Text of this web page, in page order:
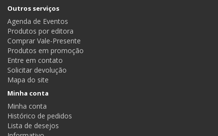
Outros serviços
Agenda de Eventos
Produtos por editora
Comprar Vale-Presente
Produtos em promoção
Entre em contato
Solicitar devolução
Mapa do site
Minha conta
Minha conta
Histórico de pedidos
Lista de desejos